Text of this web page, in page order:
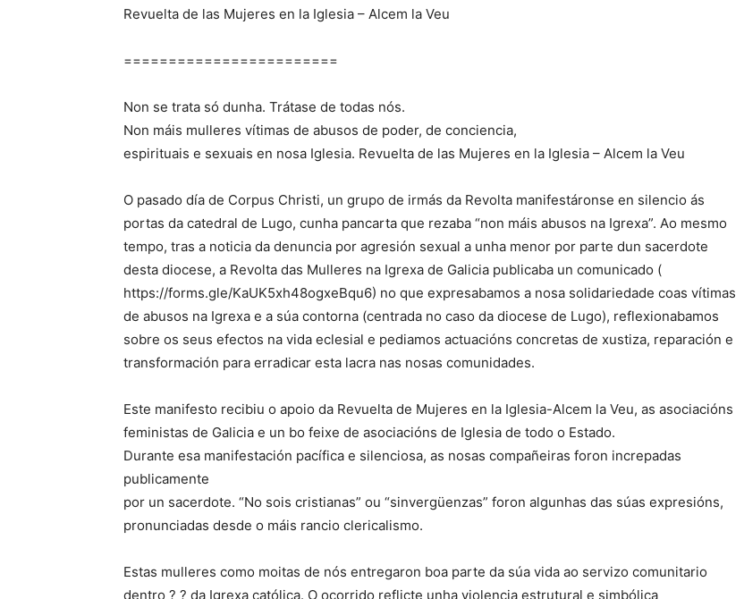
Revuelta de las Mujeres en la Iglesia – Alcem la Veu
========================
Non se trata só dunha. Trátase de todas nós.
Non máis mulleres vítimas de abusos de poder, de conciencia,
espirituais e sexuais en nosa Iglesia. Revuelta de las Mujeres en la Iglesia – Alcem la Veu
O pasado día de Corpus Christi, un grupo de irmás da Revolta manifestáronse en silencio ás
portas da catedral de Lugo, cunha pancarta que rezaba “non máis abusos na Igrexa”. Ao mesmo
tempo, tras a noticia da denuncia por agresión sexual a unha menor por parte dun sacerdote
desta diocese, a Revolta das Mulleres na Igrexa de Galicia publicaba un comunicado (
https://forms.gle/KaUK5xh48ogxeBqu6) no que expresabamos a nosa solidariedade coas vítimas
de abusos na Igrexa e a súa contorna (centrada no caso da diocese de Lugo), reflexionabamos
sobre os seus efectos na vida eclesial e pediamos actuacións concretas de xustiza, reparación e
transformación para erradicar esta lacra nas nosas comunidades.
Este manifesto recibiu o apoio da Revuelta de Mujeres en la Iglesia-Alcem la Veu, as asociacións
feministas de Galicia e un bo feixe de asociacións de Iglesia de todo o Estado.
Durante esa manifestación pacífica e silenciosa, as nosas compañeiras foron increpadas
publicamente
por un sacerdote. “No sois cristianas” ou “sinvergüenzas” foron algunhas das súas expresións,
pronunciadas desde o máis rancio clericalismo.
Estas mulleres como moitas de nós entregaron boa parte da súa vida ao servizo comunitario
dentro ? ? da Igrexa católica. O ocorrido reflicte unha violencia estrutural e simbólica